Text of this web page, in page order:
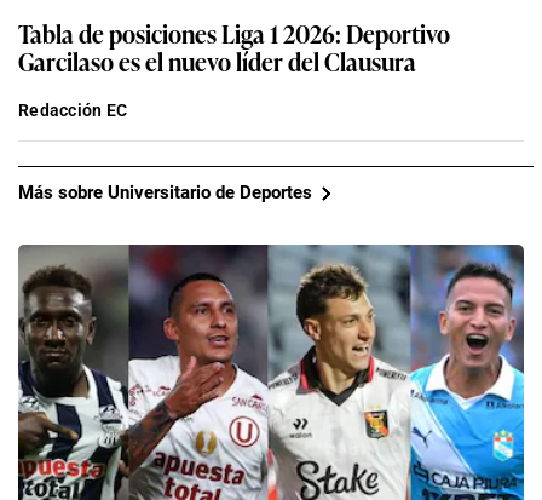
Tabla de posiciones Liga 1 2026: Deportivo
Garcilaso es el nuevo líder del Clausura
Redacción EC
Más sobre Universitario de Deportes